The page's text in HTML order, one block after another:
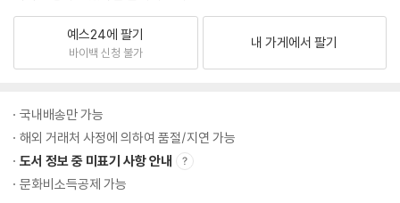
예스24에 팔기
바이백 신청 불가
내 가게에서 팔기
국내배송만 가능
해외 거래처 사정에 의하여 품절/지연 가능
도서 정보 중 미표기 사항 안내
문화비소득공제 가능